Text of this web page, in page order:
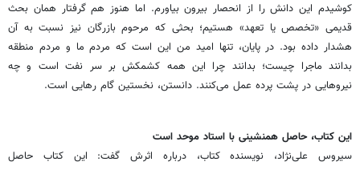
کوشیدم این دانش را از انحصار بیرون بیاورم. اما هنوز هم گرفتار همان بحث
قدیمی «تخصص یا تعهد» هستیم؛ بحثی که مرحوم بازرگان نیز نسبت به آن
هشدار داده بود. در پایان، تنها امید من این است که مردم ما و مردم منطقه
بدانند ماجرا چیست؛ بدانند چرا این همه کشمکش بر سر نفت است و چه
نیروهایی در پشت پرده عمل می‌کنند. دانستن، نخستین گام رهایی است.
این کتاب، حاصل همنشینی با استاد موحد است
سیروس علی‌نژاد، نویسنده کتاب، درباره اثرش گفت: این کتاب حاصل